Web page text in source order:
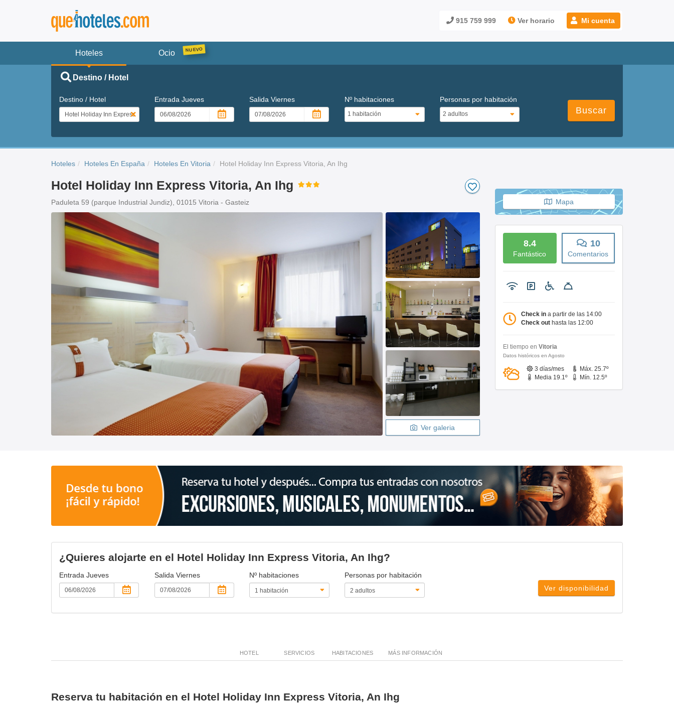
915 759 999 Ver horario Mi cuenta
Hoteles Ocio
Destino / Hotel
Destino / Hotel Entrada Jueves SalidaViernes Nº habitaciones Personas por habitación
Buscar
Hoteles Hoteles En España Hoteles En Vitoria Hotel Holiday Inn Express Vitoria, An Ihg
Hotel Holiday Inn Express Vitoria, An Ihg
Paduleta 59 (parque Industrial Jundiz), 01015 Vitoria - Gasteiz
Ver galeria
Mapa
8.4
Fantástico
10
Comentarios
Check in a partir de las 14:00
Check out hasta las 12:00
El tiempo en Vitoria
Datos históricos en Agosto
3 días/mes
Máx. 25.7º
Media 19.1º
Mín. 12.5º
¿Quieres alojarte en el Hotel Holiday Inn Express Vitoria, An Ihg?
Entrada Jueves Salida Viernes Nº habitaciones
Personas por habitación
Ver disponibilidad
HOTEL SERVICIOS HABITACIONES MÁS INFORMACIÓN
Reserva tu habitación en el Hotel Holiday Inn Express Vitoria, An Ihg